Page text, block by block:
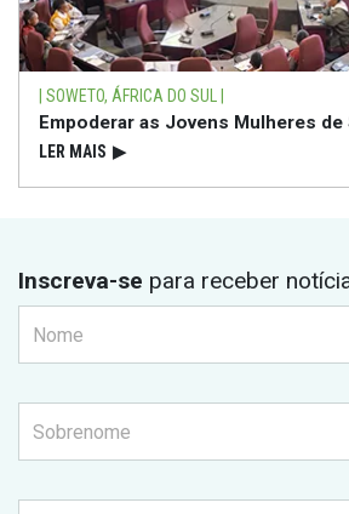
| SOWETO, ÁFRICA DO SUL |
Empoderar as Jovens Mulheres de
LER MAIS ▶
Inscreva-se para receber